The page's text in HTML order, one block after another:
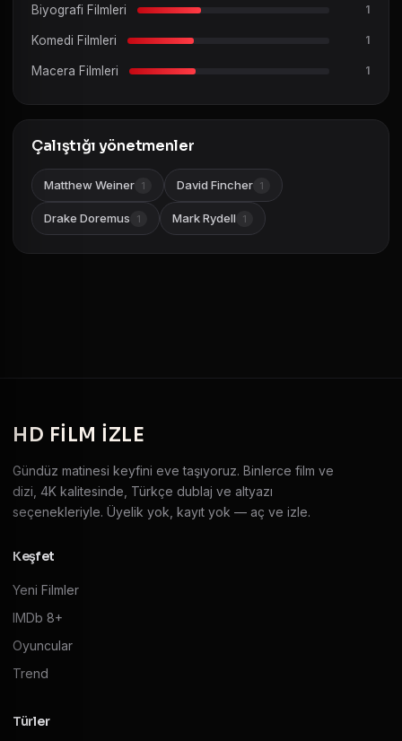
Biyografi Filmleri 1
Komedi Filmleri 1
Macera Filmleri 1
Çalıştığı yönetmenler
Matthew Weiner 1 David Fincher 1
Drake Doremus 1 Mark Rydell 1
HD FILM IZLE
Gündüz matinesi keyfini eve taşıyoruz. Binlerce film ve
dizi, 4K kalitesinde, Türkçe dublaj ve altyazı
seçenekleriyle. Üyelik yok, kayıt yok — aç ve izle.
Keşfet
Yeni Filmler
IMDb 8+
Oyuncular
Trend
Türler